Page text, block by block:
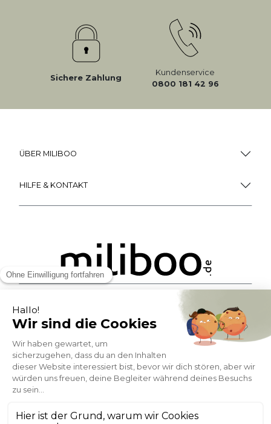
Sichere Zahlung
Kundenservice
0800 181 42 96
ÜBER MILIBOO
HILFE & KONTAKT
ZAHLUNGSMÖGLICHKEITEN